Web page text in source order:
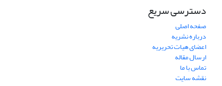
دسترسی سریع
صفحه اصلی
درباره نشریه
اعضای هیات تحریریه
ارسال مقاله
تماس با ما
نقشه سایت